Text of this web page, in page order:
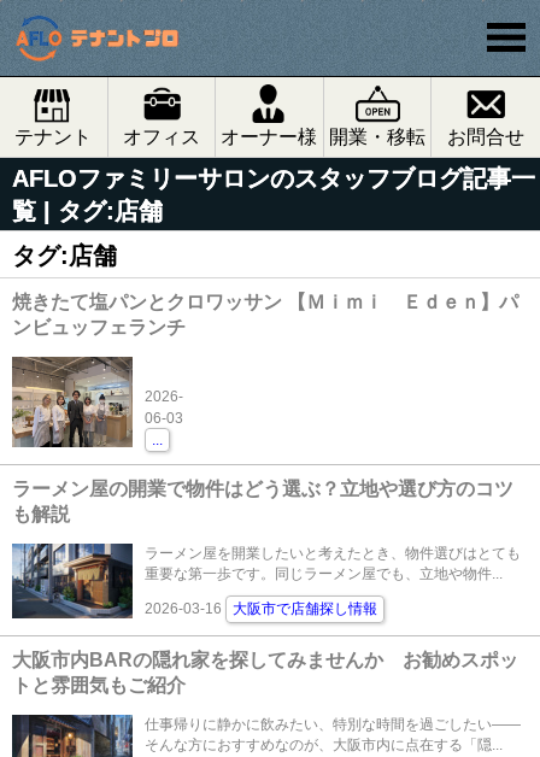
テナント オフィス オーナー様 開業・移転 お問合せ
AFLOファミリーサロンのスタッフブログ記事一
覧 | タグ:店舗
タグ:店舗
焼きたて塩パンとクロワッサン 【Ｍｉｍｉ Ｅｄｅｎ】パ
ンビュッフェランチ
2026-
06-03
ラーメン屋の開業で物件はどう選ぶ？立地や選び方のコツ
も解説
ラーメン屋を開業したいと考えたとき、物件選びはとても
重要な第一歩です。同じラーメン屋でも、立地や物件...
2026-03-16 大阪市で店舗探し情報
大阪市内BARの隠れ家を探してみませんか お勧めスポッ
トと雰囲気もご紹介
仕事帰りに静かに飲みたい、特別な時間を過ごしたい――
そんな方におすすめなのが、大阪市内に点在する「隠...